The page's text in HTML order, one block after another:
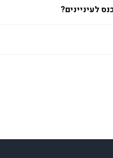
לעיניינים?